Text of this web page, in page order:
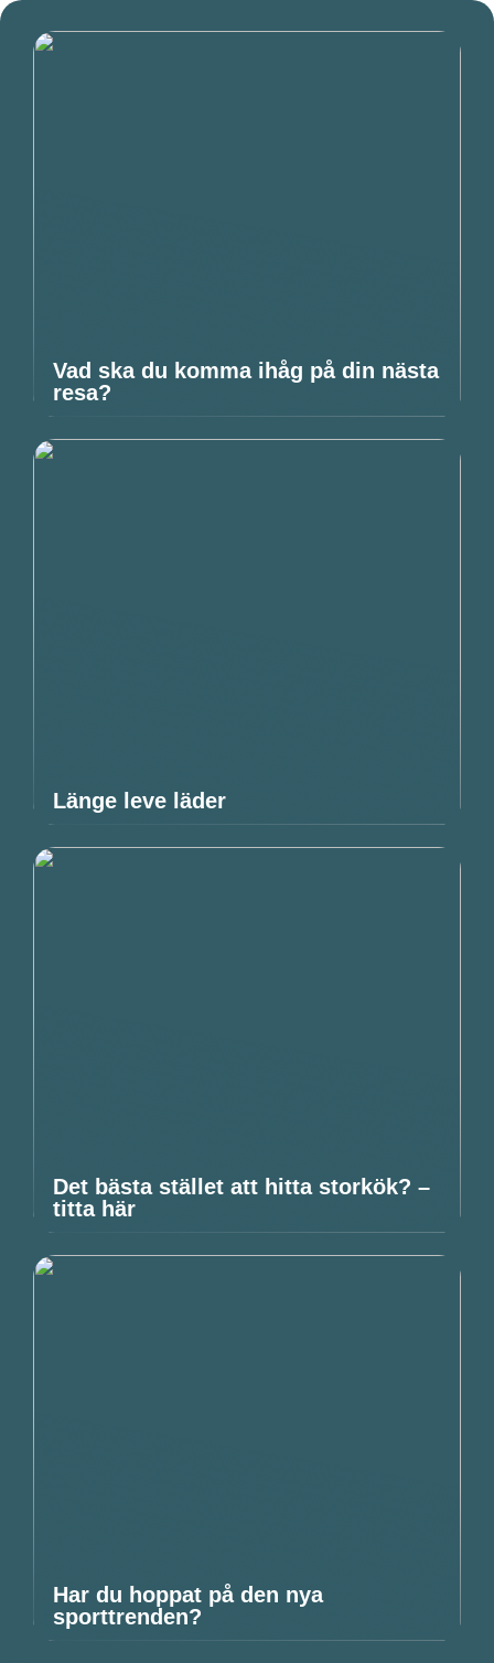
Vad ska du komma ihåg på din nästa
resa?
Länge leve läder
Det bästa stället att hitta storkök? –
titta här
Har du hoppat på den nya
sporttrenden?